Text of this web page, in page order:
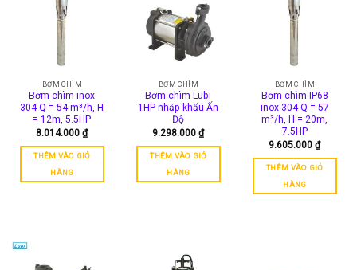
BƠM CHÌM
Bơm chìm inox
304 Q = 54 m³/h, H
= 12m, 5.5HP
8.014.000₫
THÊM VÀO GIỎ
HÀNG
BƠM CHÌM
Bơm chìm Lubi
1HP nhập khẩu Ấn
Độ
9.298.000₫
THÊM VÀO GIỎ
HÀNG
BƠM CHÌM
Bơm chìm IP68
inox 304 Q = 57
m³/h, H = 20m,
7.5HP
9.605.000₫
THÊM VÀO GIỎ
HÀNG